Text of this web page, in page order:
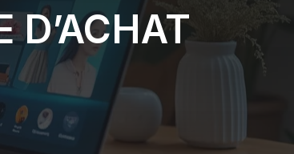
D’ACHAT